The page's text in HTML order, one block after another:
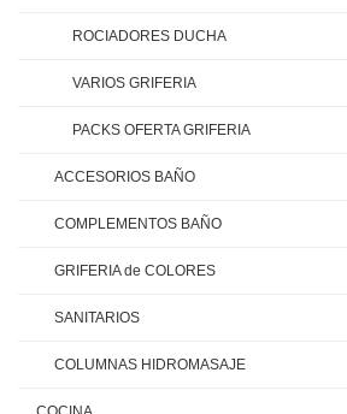
ROCIADORES DUCHA
VARIOS GRIFERIA
PACKS OFERTA GRIFERIA
ACCESORIOS BAÑO
COMPLEMENTOS BAÑO
GRIFERIA de COLORES
SANITARIOS
COLUMNAS HIDROMASAJE